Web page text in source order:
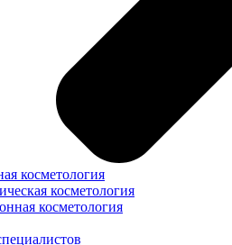
косметология
косметология
косметология